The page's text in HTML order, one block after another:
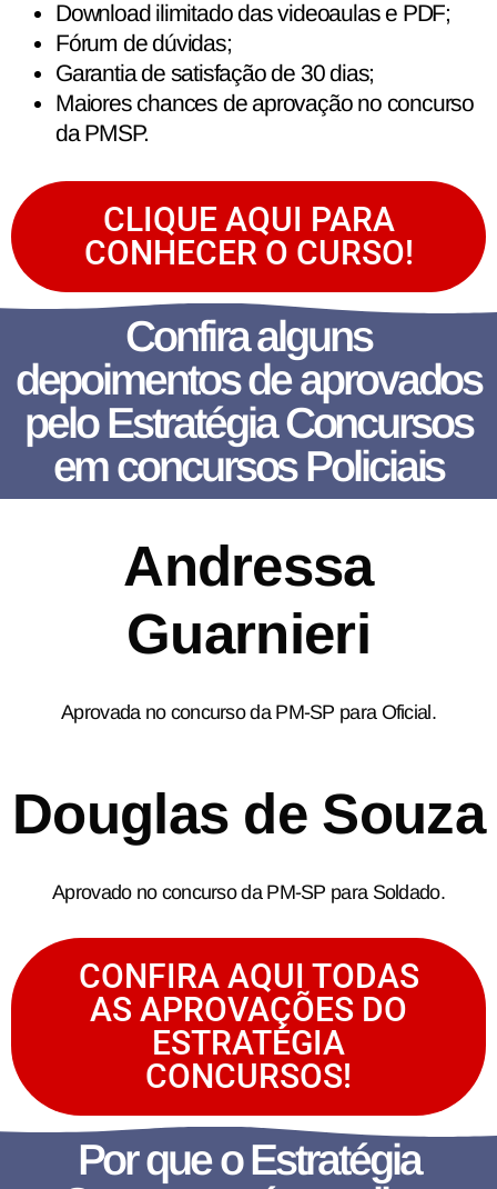
Download ilimitado das videoaulas e PDF;
Fórum de dúvidas;
Garantia de satisfação de 30 dias;
Maiores chances de aprovação no concurso
da PMSP.
CLIQUE AQUI PARA
CONHECER O CURSO!
Confira alguns
depoimentos de aprovados
pelo Estratégia Concursos
em concursos Policiais
Andressa
Guarnieri
Aprovada no concurso da PM-SP para Oficial.
Douglas de Souza
Aprovado no concurso da PM-SP para Soldado.
CONFIRA AQUI TODAS
AS APROVAÇÕES DO
ESTRATÉGIA
CONCURSOS!
Por que o Estratégia